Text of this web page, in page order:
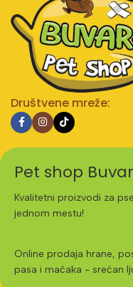
Društvene mreže:
Pet shop
Kvalitetni proizvodi za
jednom mestu!
Online prodaja hrane,
pasa i mačaka - srećan